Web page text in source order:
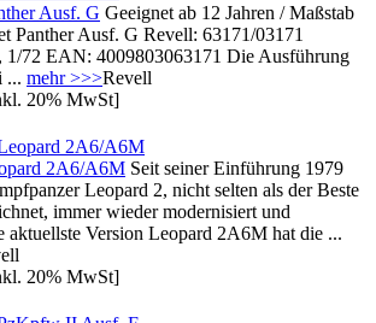
Ausf. G Geeignet ab 12 Jahren / Maßstab
Panther Ausf. G Revell: 63171/03171
1/72 EAN: 4009803063171 Die Ausführung
... mehr >>>Revell
20% MwSt]
2A6/A6M Seit seiner Einführung 1979
Leopard 2, nicht selten als der Beste
immer wieder modernisiert und
aktuellste Version Leopard 2A6M hat die ...
20% MwSt]